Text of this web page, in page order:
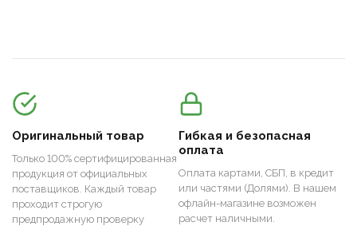
Оригинальный товар
Только 100% сертифицированная
продукция от официальных
поставщиков. Каждый товар
проходит строгую
предпродажную проверку
Гибкая и безопасная
оплата
Оплата картами, СБП, в кредит
или частями (Долями). В нашем
офлайн-магазине возможен
расчет наличными.